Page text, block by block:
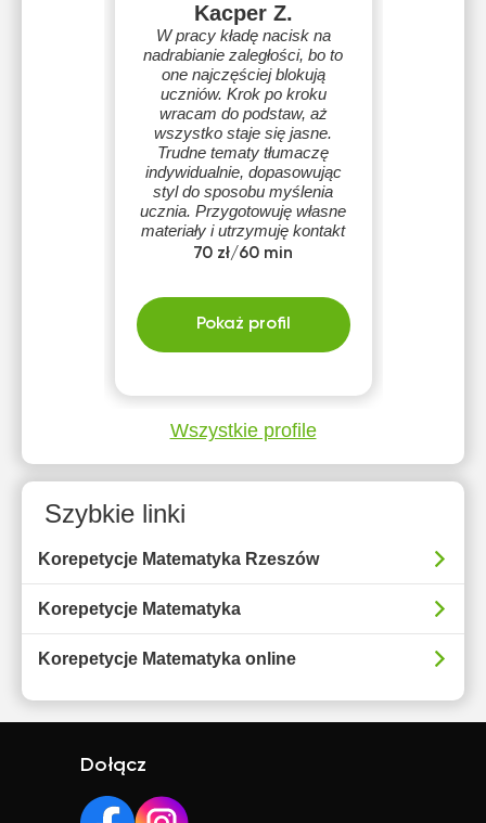
Kacper Z.
W pracy kładę nacisk na
nadrabianie zaległości, bo to
one najczęściej blokują
uczniów. Krok po kroku
wracam do podstaw, aż
wszystko staje się jasne.
Trudne tematy tłumaczę
indywidualnie, dopasowując
styl do sposobu myślenia
ucznia. Przygotowuję własne
materiały i utrzymuję kontakt
także poza zajęciami, by
70 zł/60 min
Pokaż profil
Wszystkie profile
Szybkie linki
Korepetycje Matematyka Rzeszów
Korepetycje Matematyka
Korepetycje Matematyka online
Dołącz